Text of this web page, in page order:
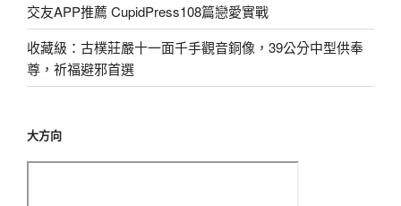
交友APP推薦 CupidPress108篇戀愛實戰
收藏級：古樸莊嚴十一面千手觀音銅像，39公分中型供奉
尊，祈福避邪首選
大方向